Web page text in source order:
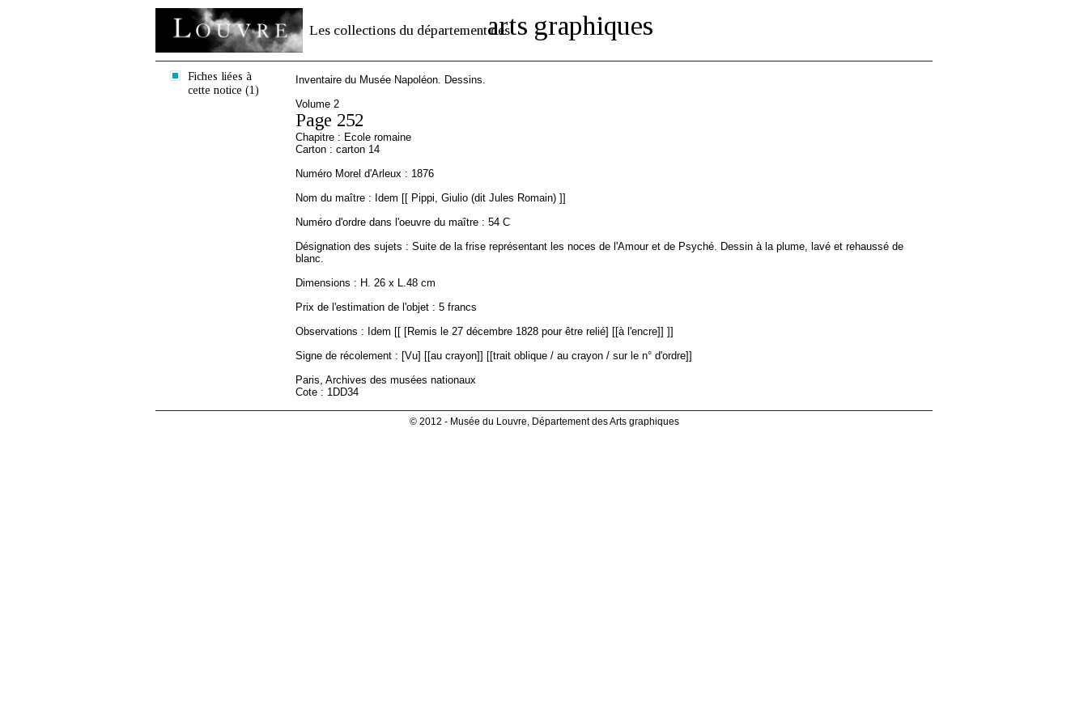
Les collections du département desarts graphiques
Fiches liées à
cette notice (1)
Inventaire du Musée Napoléon. Dessins.
Volume 2
Page 252
Chapitre : Ecole romaine
Carton : carton 14
Numéro Morel d'Arleux : 1876
Nom du maître : Idem [[ Pippi, Giulio (dit Jules Romain) ]]
Numéro d'ordre dans l'oeuvre du maître : 54 C
Désignation des sujets : Suite de la frise représentant les noces de l'Amour et de Psyché. Dessin à la plume, lavé et rehaussé de
blanc.
Dimensions : H. 26 x L.48 cm
Prix de l'estimation de l'objet : 5 francs
Observations : Idem [[ [Remis le 27 décembre 1828 pour être relié] [[à l'encre]] ]]
Signe de récolement : [Vu] [[au crayon]] [[trait oblique / au crayon / sur le n° d'ordre]]
Paris, Archives des musées nationaux
Cote : 1DD34
© 2012 - Musée du Louvre, Département des Arts graphiques